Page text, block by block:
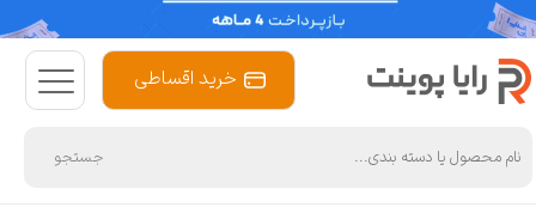
جستجو
خرید اقساطی